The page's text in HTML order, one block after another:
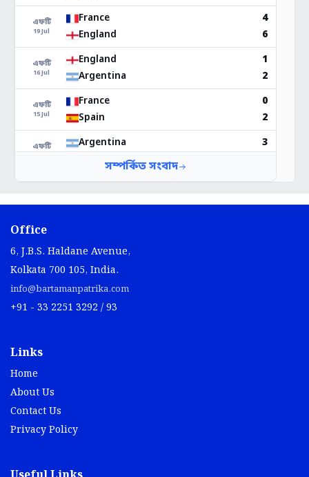
Office
6, J.B.S. Haldane Avenue,
Kolkata 700 105, India.
info@bartamanpatrika.com
+91 - 33 2251 3292 / 93
Links
Home
About Us
Contact Us
Privacy Policy